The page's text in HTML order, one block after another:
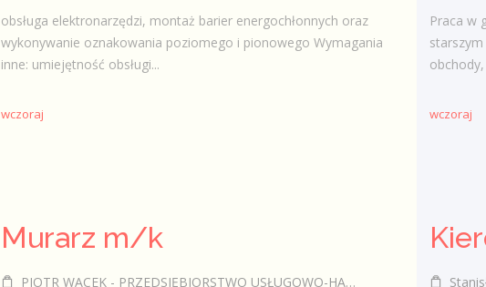
obsługa elektronarzędzi, montaż barier energochłonnych oraz
wykonywanie oznakowania poziomego i pionowego Wymagania
inne: umiejętność obsługi...
wczoraj
Praca w
wczoraj
Murarz m/k
PIOTR WACEK - PRZEDSIĘBIORSTWO USŁUGOWO-HANDLOWE DIAMOND-TECHNIK